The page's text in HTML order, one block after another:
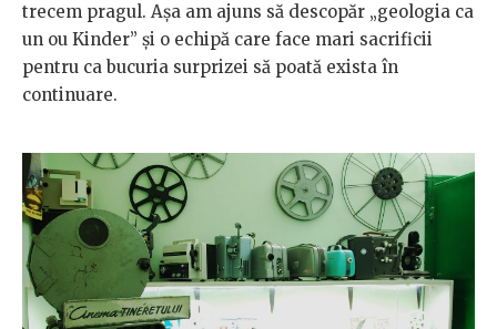
trecem pragul. Așa am ajuns să descopăr „geologia ca
un ou Kinder” și o echipă care face mari sacrificii
pentru ca bucuria surprizei să poată exista în
continuare.